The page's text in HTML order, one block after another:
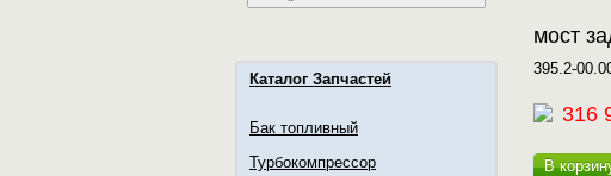
Каталог Запчастей
Бак топливный
Турбокомпрессор
мост
395.2-
316
В